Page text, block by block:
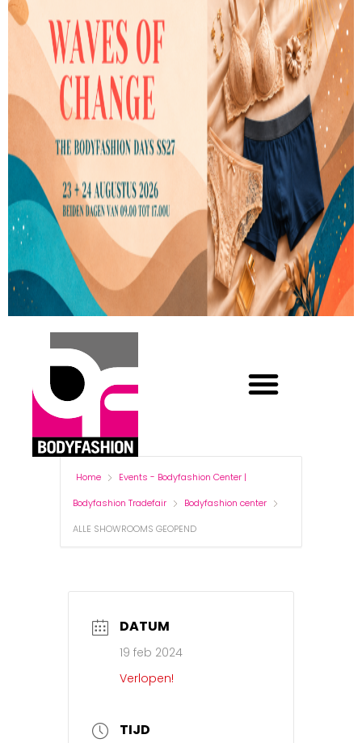
Home
Events - Bodyfashion Center |
Bodyfashion Tradefair
Bodyfashion center
ALLE SHOWROOMS GEOPEND
DATUM
19 feb 2024
Verlopen!
TIJD